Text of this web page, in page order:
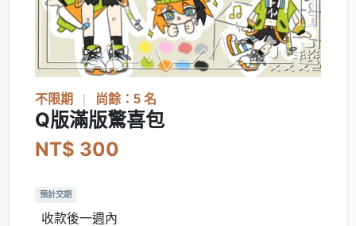
不限期 尚餘：5 名
Q版滿版驚喜包
NT$ 300
預計交期
收款後一週內